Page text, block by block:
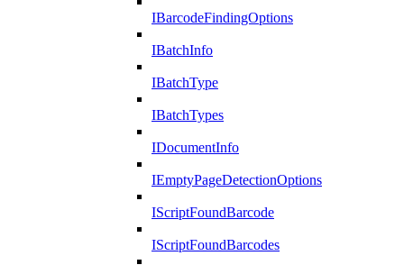
IBarcodeFindingOptions
IBatchInfo
IBatchType
IBatchTypes
IDocumentInfo
IEmptyPageDetectionOptions
IScriptFoundBarcode
IScriptFoundBarcodes